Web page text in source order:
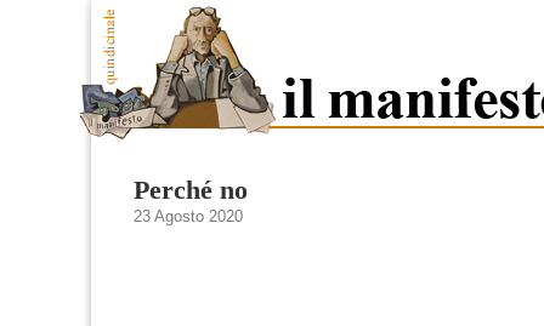
Perché no
23 Agosto 2020